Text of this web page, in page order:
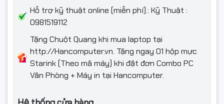
Hỗ trợ kỹ thuật online (miễn phí).: Kỹ Thuật :
0981519112
Tặng Chuột Quang khi mua laptop tại
http://Hancomputer.vn. Tặng ngay 01 hộp mực
Starink (Theo mã máy) khi đặt đơn Combo PC
Văn Phòng + Máy in tại Hancomputer.
vấn đề gì.
Kết Luận
Màn hình Dell S2425Hlà sự lựa chọn hoàn hảo cho những ai
đang tìm kiếm một chiếc màn hình chất lượng cao với thiết
kế đẹp mắt, hiệu năng ấn tượng và độ bền vượt trội. Sản
đến trải nghiệm giải trí tuyệt vời. Hãy sở hữu ngay